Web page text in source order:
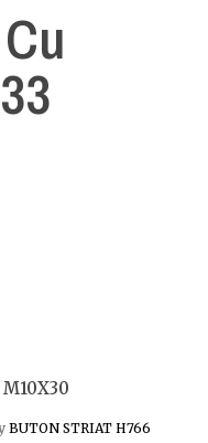
BUTON STRIAT H766